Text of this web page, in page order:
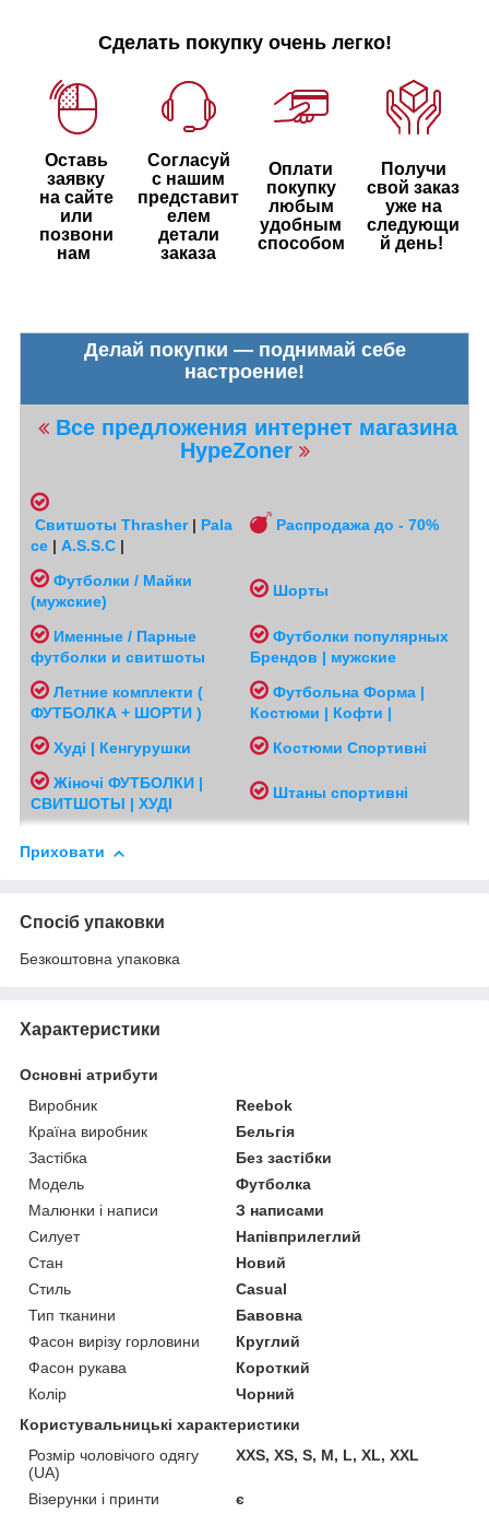
Сделать покупку очень легко!
Оставь
заявку
на сайте
или
позвони
нам
Согласуй
с нашим
представит
елем
детали
заказа
Оплати
покупку
любым
удобным
способом
Получи
свой заказ
уже на
следующи
й день!
Делай покупки — поднимай себе
настроение!
Все предложения интернет магазина
HypeZoner
Свитшоты Thrasher| Pala
ce | A.S.S.C |
Распродажа до - 70%
Футболки / Майки
(мужские)
Шорты
Именные / Парные
футболки и свитшоты
Футболки популярных
Брендов | мужские
Летние комплекти (
ФУТБОЛКА + ШОРТИ )
Футбольна Форма |
Костюми | Кофти |
Худі | Кенгурушки
Костюми Спортивні
Жіночі ФУТБОЛКИ |
СВИТШОТЫ | ХУДІ
Штаны спортивні
Приховати
Спосіб упаковки
Безкоштовна упаковка
Характеристики
Основні атрибути
Виробник
Reebok
Країна виробник
Бельгія
Застібка
Без застібки
Модель
Футболка
Малюнки і написи
З написами
Силует
Напівприлеглий
Стан
Новий
Стиль
Casual
Тип тканини
Бавовна
Фасон вирізу горловини
Круглий
Фасон рукава
Короткий
Колір
Чорний
Користувальницькі характеристики
Розмір чоловічого одягу
(UA)
XXS, XS, S, M, L, XL, XXL
Візерунки і принти є